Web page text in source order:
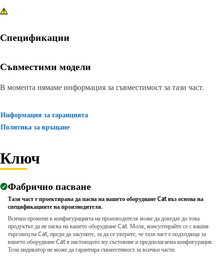
Спецификации
Съвместими модели
В момента нямаме информация за съвместимост за тази част.
Информация за гаранцията
Политика за връщане
Ключ
Фабрично пасване
Тази част е проектирана да пасва на вашето оборудване Cat въз основа на
спецификациите на производителя.
Всички промени в конфигурацията на производителя може да доведат до това
продуктът да не пасва на вашето оборудване Cat. Моля, консултирайте се с вашия
търговец на Cat, преди да закупите, за да се уверите, че тази част е подходяща за
вашето оборудване Cat в настоящото му състояние и предполагаема конфигурация.
Този индикатор не може да гарантира съвместимост за всички части.